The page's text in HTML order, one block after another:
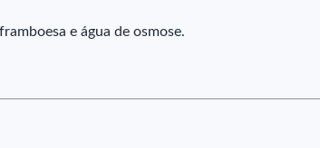
e água de osmose.